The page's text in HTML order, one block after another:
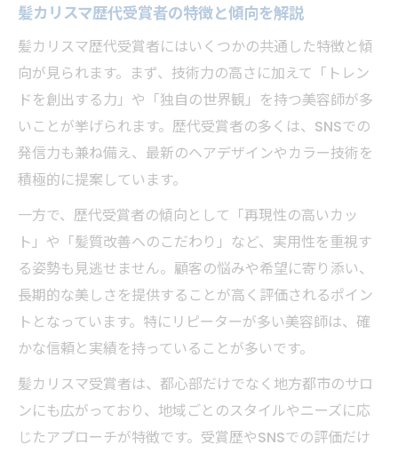
髪カリスマ歴代受賞者の特徴と傾向を解説
髪カリスマ歴代受賞者にはいくつかの共通した特徴と傾
向が見られます。まず、技術力の高さに加えて「トレン
ドを創出する力」や「独自の世界観」を持つ美容師が多
いことが挙げられます。歴代受賞者の多くは、SNSでの
発信力も兼ね備え、最新のヘアデザインやカラー技術を
積極的に提案しています。
一方で、歴代受賞者の傾向として「再現性の高いカッ
ト」や「髪質改善へのこだわり」など、実用性を重視す
る姿勢も見逃せません。顧客の悩みや希望に寄り添い、
長期的な美しさを提供することが高く評価されるポイン
トとなっています。特にリピーターが多い美容師は、確
かな信頼と実績を持っていることが多いです。
髪カリスマ受賞者は、都心部だけでなく地方都市のサロ
ンにも広がっており、地域ごとのスタイルやニーズに応
じたアプローチが特徴です。受賞歴やSNSでの評価だけ